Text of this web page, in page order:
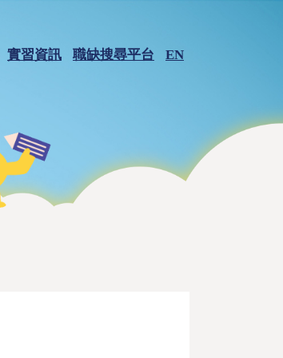
實習資訊 職缺搜尋平台 EN